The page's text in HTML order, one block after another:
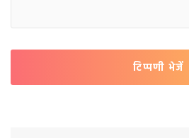
टिप्पणी भेजें